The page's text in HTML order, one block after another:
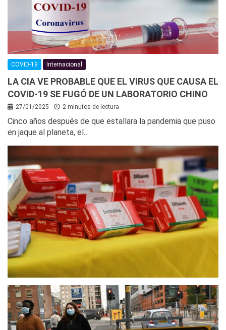
COVID-19 Internacional
LA CIA VE PROBABLE QUE EL VIRUS QUE CAUSA EL
COVID-19 SE FUGÓ DE UN LABORATORIO CHINO
27/01/2025 2 minutos de lectura
Cinco años después de que estallara la pandemia que puso
en jaque al planeta, el…